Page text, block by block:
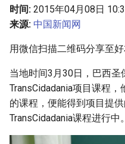
i
z
i
n
g
s
e
时间: 2015年04月08日
来源: 中国新闻网
用微信扫描二维码分享至
当地时间3月30日，巴西圣
TransCidadania项目课程
的课程，便能得到项目提
TransCidadania课程进行中。